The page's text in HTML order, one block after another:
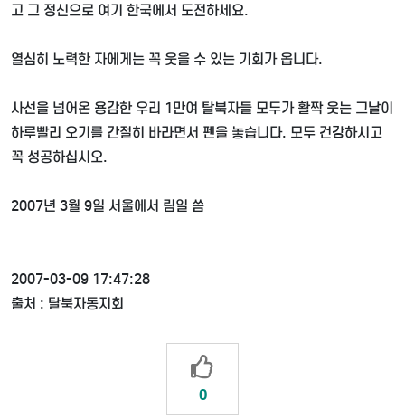
고 그 정신으로 여기 한국에서 도전하세요.
열심히 노력한 자에게는 꼭 웃을 수 있는 기회가 옵니다.
사선을 넘어온 용감한 우리 1만여 탈북자들 모두가 활짝 웃는 그날이
하루빨리 오기를 간절히 바라면서 펜을 놓습니다. 모두 건강하시고
꼭 성공하십시오.
2007년 3월 9일 서울에서 림일 씀
2007-03-09 17:47:28
출처 : 탈북자동지회
0